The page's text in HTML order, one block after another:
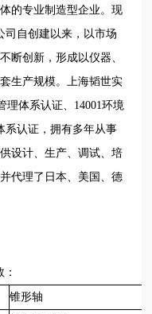
的专业制造型企业。现
司自创建以来，以市场
断创新，形成以仪器、
生产规模。上海韬世实
理体系认证、14001环境
系认证，拥有多年从事
设计、生产、调试、培
代理了日本、美国、德
锥形轴